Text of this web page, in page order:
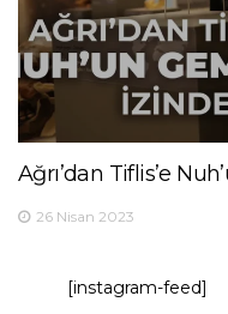
Ağrı’dan Tiflis’e
26 Nisan 2023
[instagram-feed]